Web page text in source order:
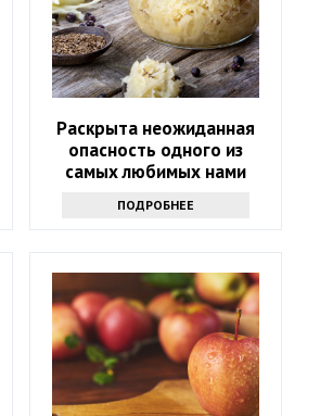
Раскрыта неожиданная
опасность одного из
самых любимых нами
ПОДРОБНЕЕ